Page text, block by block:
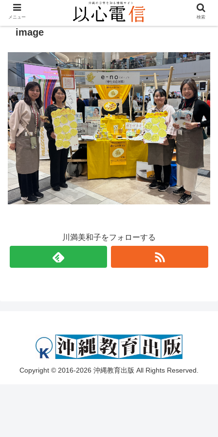
image
川満美和子をフォローする
Copyright © 2016-2026 沖縄教育出版 All Rights Reserved.
メニュー 検索